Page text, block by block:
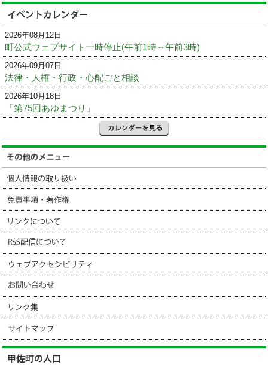
2026年08月12日
町公式ウェブサイト一時停止(午前1時～午前3時)
2026年09月07日
法律・人権・行政・心配ごと相談
2026年10月18日
「第75回あゆまつり」